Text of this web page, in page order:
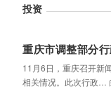
投资
重庆市调整部分
11月6日，重庆召开新
相关情况。此次行政…